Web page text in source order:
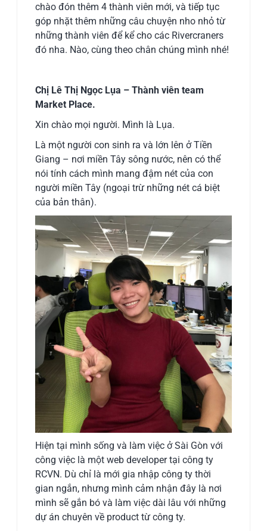
chào đón thêm 4 thành viên mới, và tiếp tục
góp nhặt thêm những câu chuyện nho nhỏ từ
những thành viên để kể cho các Rivercraners
đó nha. Nào, cùng theo chân chúng mình nhé!
Chị Lê Thị Ngọc Lụa – Thành viên team
Market Place.
Xin chào mọi người. Mình là Lụa.
Là một người con sinh ra và lớn lên ở Tiền
Giang – nơi miền Tây sông nước, nên có thể
nói tính cách mình mang đậm nét của con
người miền Tây (ngoại trừ những nét cá biệt
của bản thân).
Hiện tại mình sống và làm việc ở Sài Gòn với
công việc là một web developer tại công ty
RCVN. Dù chỉ là mới gia nhập công ty thời
gian ngắn, nhưng mình cảm nhận đây là nơi
mình sẽ gắn bó và làm việc dài lâu với những
dự án chuyên về product từ công ty.